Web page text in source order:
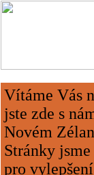
Vítáme Vás
jste zde s
Novém
Stránky
pro